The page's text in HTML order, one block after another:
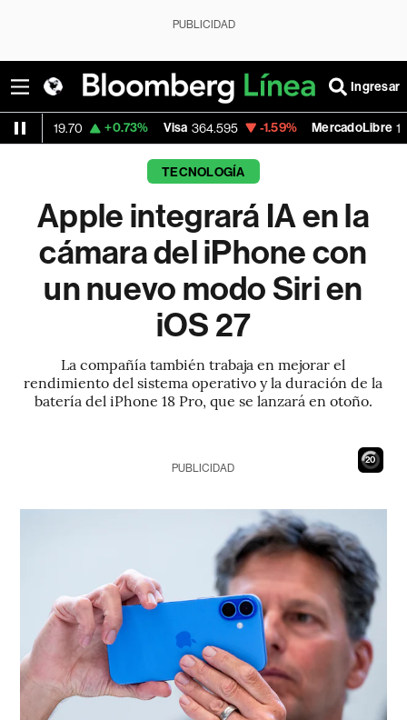
PUBLICIDAD
Ingresar
+0.73% Visa 364.595 -1.59% MercadoLibre 1,819.93 -
TECNOLOGÍA
Apple integrará IA en la
cámara del iPhone con
un nuevo modo Siri en
iOS 27
La compañía también trabaja en mejorar el
rendimiento del sistema operativo y la duración de la
batería del iPhone 18 Pro, que se lanzará en otoño.
19
PUBLICIDAD